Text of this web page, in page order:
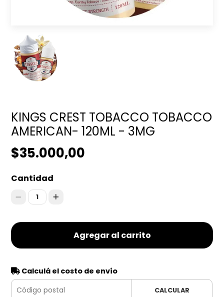
KINGS CREST TOBACCO TOBACCO
AMERICAN- 120ML - 3MG
$35.000,00
Cantidad
1
Agregar al carrito
Calculá el costo de envío
CALCULAR